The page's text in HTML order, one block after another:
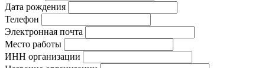
Дата рождения
Телефон
Электронная почта
Место работы
ИНН организации